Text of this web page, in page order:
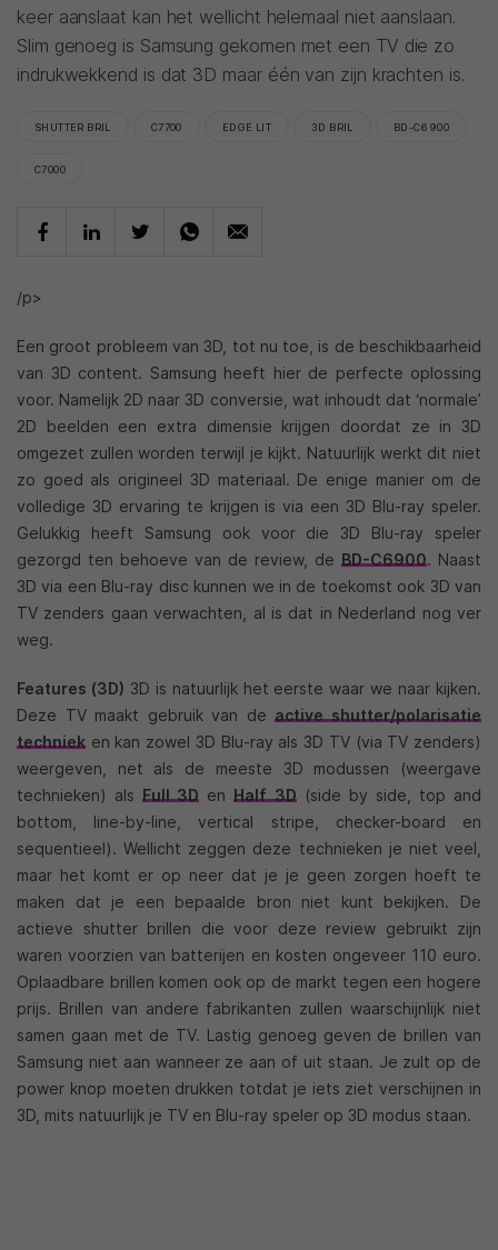
keer aanslaat kan het wellicht helemaal niet aanslaan.
Slim genoeg is Samsung gekomen met een TV die zo
indrukwekkend is dat 3D maar één van zijn krachten is.
SHUTTER BRIL C7700 EDGE LIT 3D BRIL BD-C6900
C7000
/p>
Een groot probleem van 3D, tot nu toe, is de beschikbaarheid
van 3D content. Samsung heeft hier de perfecte oplossing
voor. Namelijk 2D naar 3D conversie, wat inhoudt dat ‘normale’
2D beelden een extra dimensie krijgen doordat ze in 3D
omgezet zullen worden terwijl je kijkt. Natuurlijk werkt dit niet
zo goed als origineel 3D materiaal. De enige manier om de
volledige 3D ervaring te krijgen is via een 3D Blu-ray speler.
Gelukkig heeft Samsung ook voor die 3D Blu-ray speler
gezorgd ten behoeve van de review, de BD-C6900. Naast
3D via een Blu-ray disc kunnen we in de toekomst ook 3D van
TV zenders gaan verwachten, al is dat in Nederland nog ver
weg.
Features (3D) 3D is natuurlijk het eerste waar we naar kijken.
Deze TV maakt gebruik van deactive shutter/polarisatie
techniek en kan zowel 3D Blu-ray als 3D TV (via TV zenders)
weergeven, net als de meeste 3D modussen (weergave
technieken) alsFull 3D enHalf 3D(side by side, top and
bottom, line-by-line, vertical stripe, checker-board en
sequentieel). Wellicht zeggen deze technieken je niet veel,
maar het komt er op neer dat je je geen zorgen hoeft te
maken dat je een bepaalde bron niet kunt bekijken. De
actieve shutter brillen die voor deze review gebruikt zijn
waren voorzien van batterijen en kosten ongeveer 110 euro.
Oplaadbare brillen komen ook op de markt tegen een hogere
prijs. Brillen van andere fabrikanten zullen waarschijnlijk niet
samen gaan met de TV. Lastig genoeg geven de brillen van
Samsung niet aan wanneer ze aan of uit staan. Je zult op de
power knop moeten drukken totdat je iets ziet verschijnen in
3D, mits natuurlijk je TV en Blu-ray speler op 3D modus staan.